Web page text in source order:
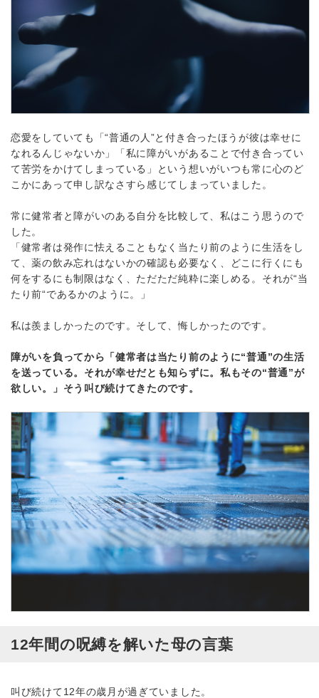
恋愛をしていても「“普通の人”と付き合ったほうが彼は幸せに
なれるんじゃないか」「私に障がいがあることで付き合ってい
て苦労をかけてしまっている」という想いがいつも常に心のど
こかにあって申し訳なさすら感じてしまっていました。
常に健常者と障がいのある自分を比較して、私はこう思うので
した。
「健常者は発作に怯えることもなく当たり前のように生活をし
て、薬の飲み忘れはないかの確認も必要なく、どこに行くにも
何をするにも制限はなく、ただただ純粋に楽しめる。それが“当
たり前“であるかのように。」
私は羨ましかったのです。そして、悔しかったのです。
障がいを負ってから「健常者は当たり前のように“普通”の生活
を送っている。それが幸せだとも知らずに。私もその“普通”が
欲しい。」そう叫び続けてきたのです。
12年間の呪縛を解いた母の言葉
叫び続けて12年の歳月が過ぎていました。